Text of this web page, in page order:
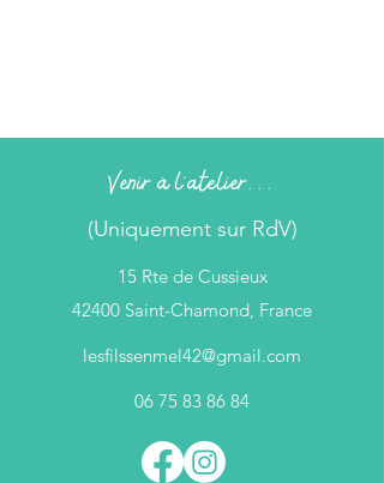
Venir à l'atelier...
(Uniquement sur RdV)
15 Rte de Cussieux
42400 Saint-Chamond, France
lesfilssenmel42@gmail.com
06 75 83 86 84